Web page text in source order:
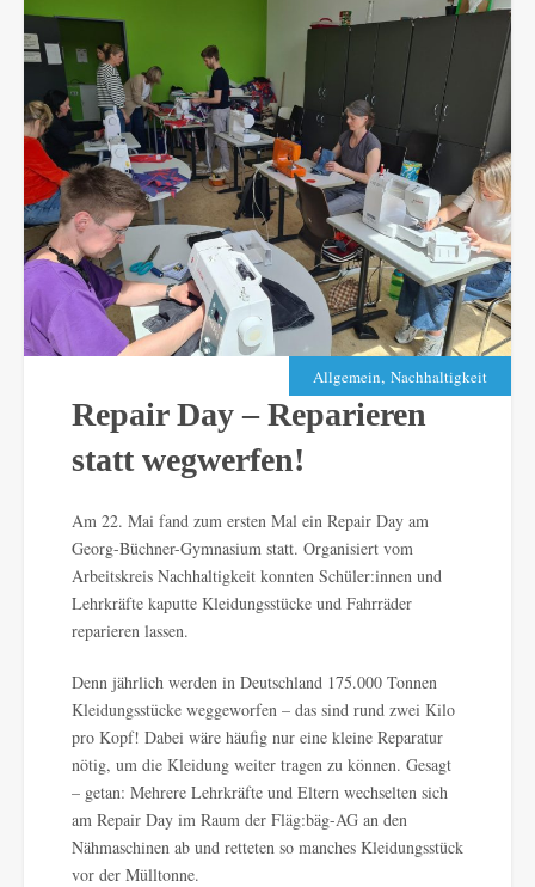
Allgemein, Nachhaltigkeit
Repair Day – Reparieren
statt wegwerfen!
Am 22. Mai fand zum ersten Mal ein Repair Day am
Georg-Büchner-Gymnasium statt. Organisiert vom
Arbeitskreis Nachhaltigkeit konnten Schüler:innen und
Lehrkräfte kaputte Kleidungsstücke und Fahrräder
reparieren lassen.
Denn jährlich werden in Deutschland 175.000 Tonnen
Kleidungsstücke weggeworfen – das sind rund zwei Kilo
pro Kopf! Dabei wäre häufig nur eine kleine Reparatur
nötig, um die Kleidung weiter tragen zu können. Gesagt
– getan: Mehrere Lehrkräfte und Eltern wechselten sich
am Repair Day im Raum der Fläg:bäg-AG an den
Nähmaschinen ab und retteten so manches Kleidungsstück
vor der Mülltonne.